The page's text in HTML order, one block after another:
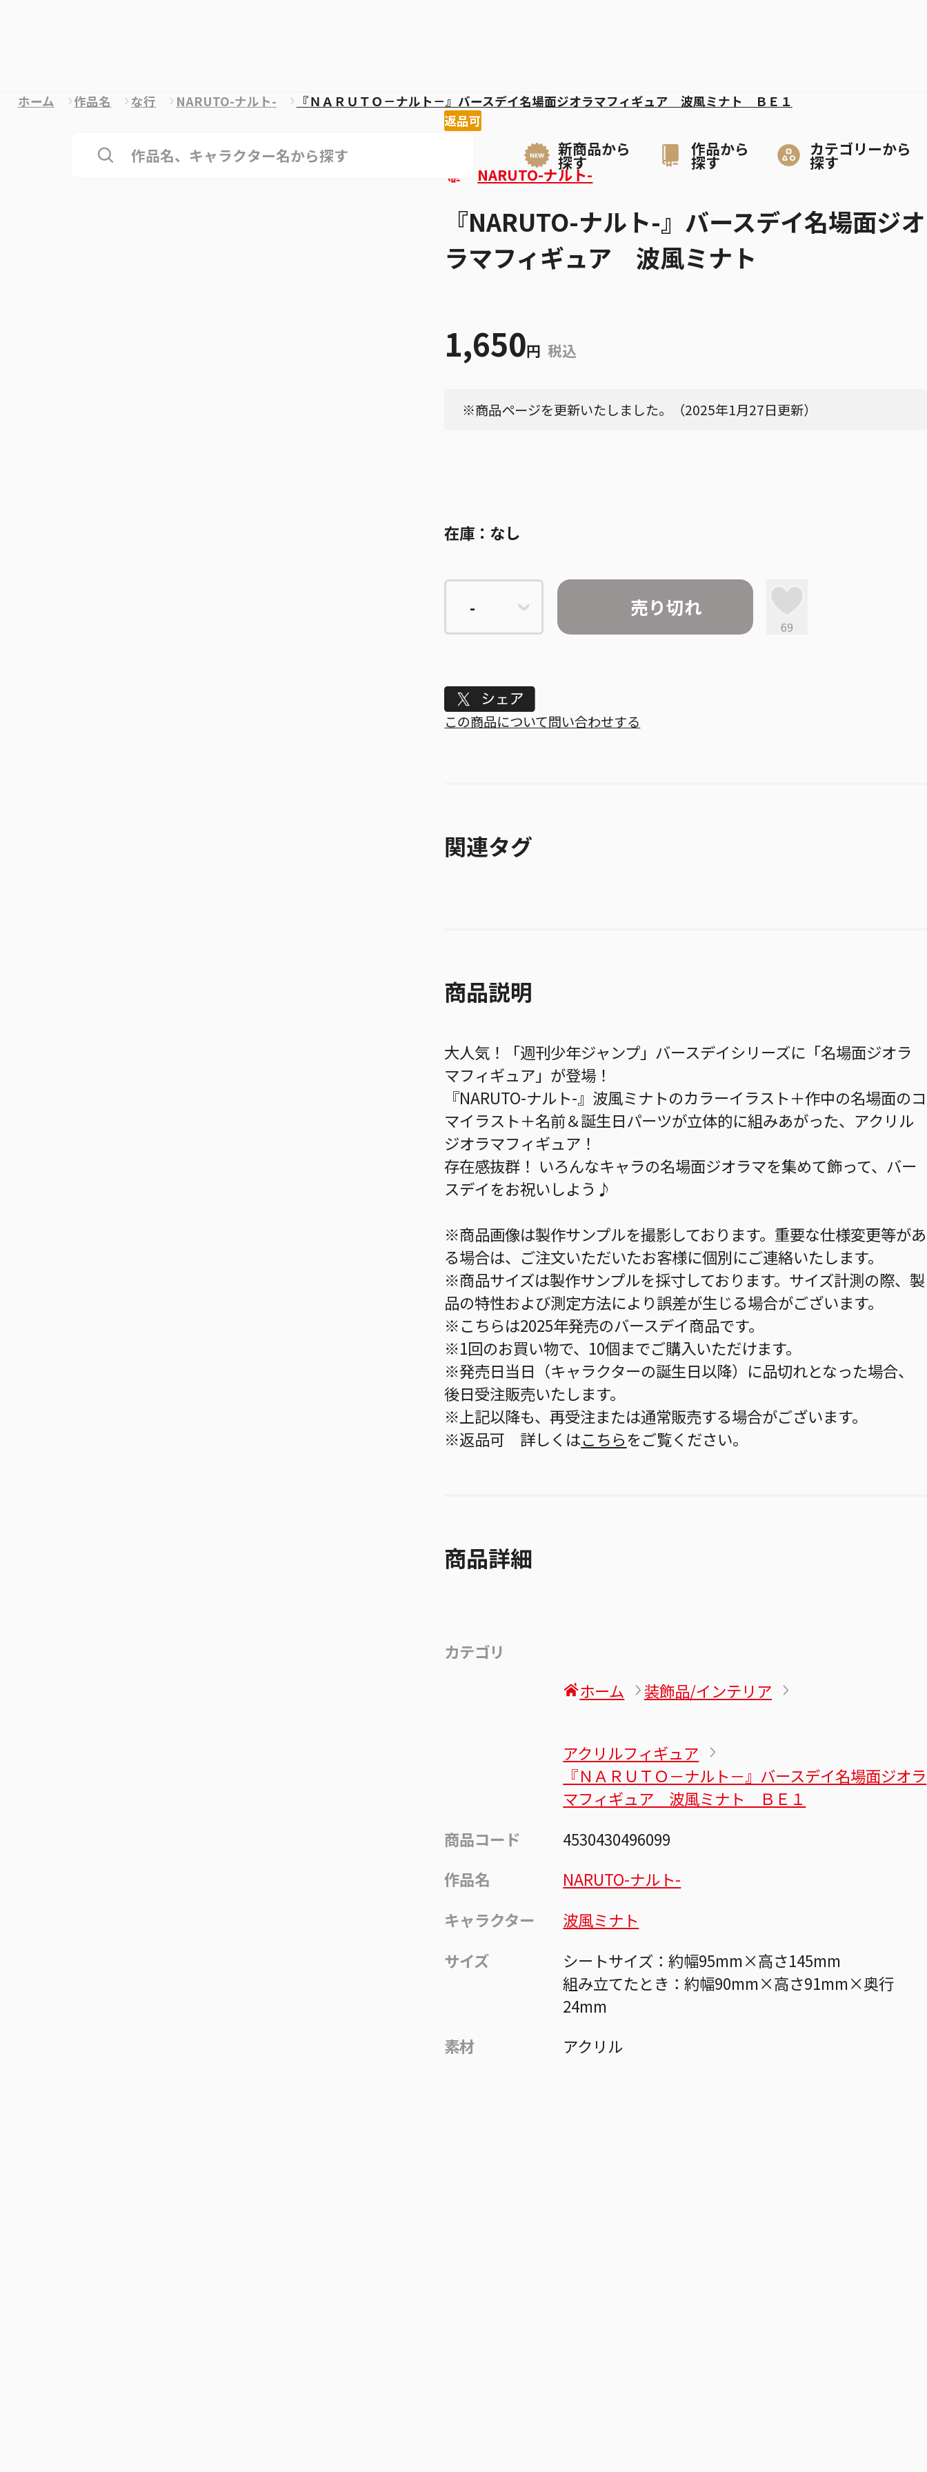
新商品から
探す
作品から
探す
カテゴリーから
探す
ホーム 作品名 な行 NARUTO-ナルト- 『ＮＡＲＵＴＯ－ナルト－』バースデイ名場面ジオラマフィギュア 波風ミナト ＢＥ１
返品可
NARUTO-ナルト-
『NARUTO-ナルト-』バースデイ名場面ジオ
ラマフィギュア 波風ミナト
1,650円 税込
※商品ページを更新いたしました。（2025年1月27日更新）
在庫： なし
売り切れ
69
Tweet
この商品について問い合わせする
関連タグ
商品説明
大人気！「週刊少年ジャンプ」バースデイシリーズに「名場面ジオラ
マフィギュア」が登場！
『NARUTO-ナルト-』波風ミナトのカラーイラスト＋作中の名場面のコ
マイラスト＋名前＆誕生日パーツが立体的に組みあがった、アクリル
ジオラマフィギュア！
存在感抜群！ いろんなキャラの名場面ジオラマを集めて飾って、バー
スデイをお祝いしよう♪
※商品画像は製作サンプルを撮影しております。重要な仕様変更等があ
る場合は、ご注文いただいたお客様に個別にご連絡いたします。
※商品サイズは製作サンプルを採寸しております。サイズ計測の際、製
品の特性および測定方法により誤差が生じる場合がございます。
※こちらは2025年発売のバースデイ商品です。
※1回のお買い物で、10個までご購入いただけます。
※発売日当日（キャラクターの誕生日以降）に品切れとなった場合、
後日受注販売いたします。
※上記以降も、再受注または通常販売する場合がございます。
※返品可 詳しくはこちらをご覧ください。
商品詳細
カテゴリ
ホーム
装飾品/インテリア
アクリルフィギュア
『ＮＡＲＵＴＯ－ナルト－』バースデイ名場面ジオラ
マフィギュア 波風ミナト ＢＥ１
商品コード
4530430496099
作品名
NARUTO-ナルト-
キャラクター
波風ミナト
サイズ
シートサイズ：約幅95mm×高さ145mm
組み立てたとき：約幅90mm×高さ91mm×奥行
24mm
素材
アクリル